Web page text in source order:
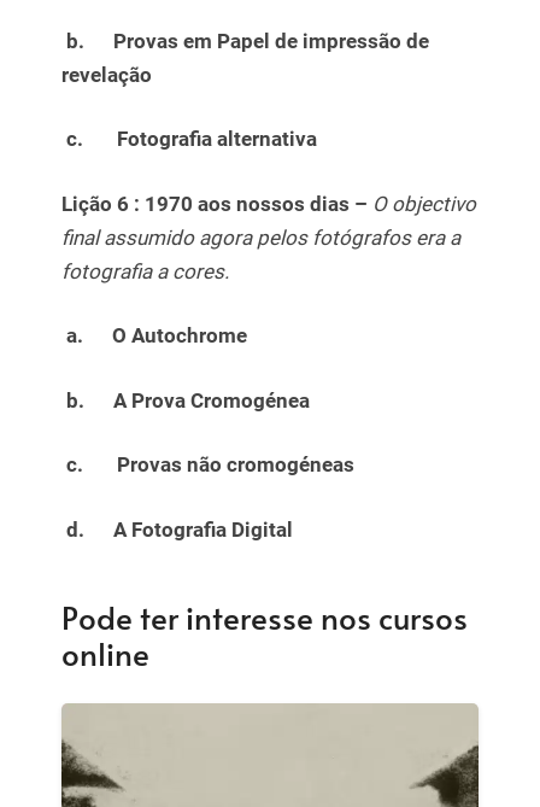
b. Provas em Papel de impressão de
revelação
c. Fotografia alternativa
Lição 6 : 1970 aos nossos dias – O objectivo
final assumido agora pelos fotógrafos era a
fotografia a cores.
a. O Autochrome
b. A Prova Cromogénea
c. Provas não cromogéneas
d. A Fotografia Digital
Pode ter interesse nos cursos
online